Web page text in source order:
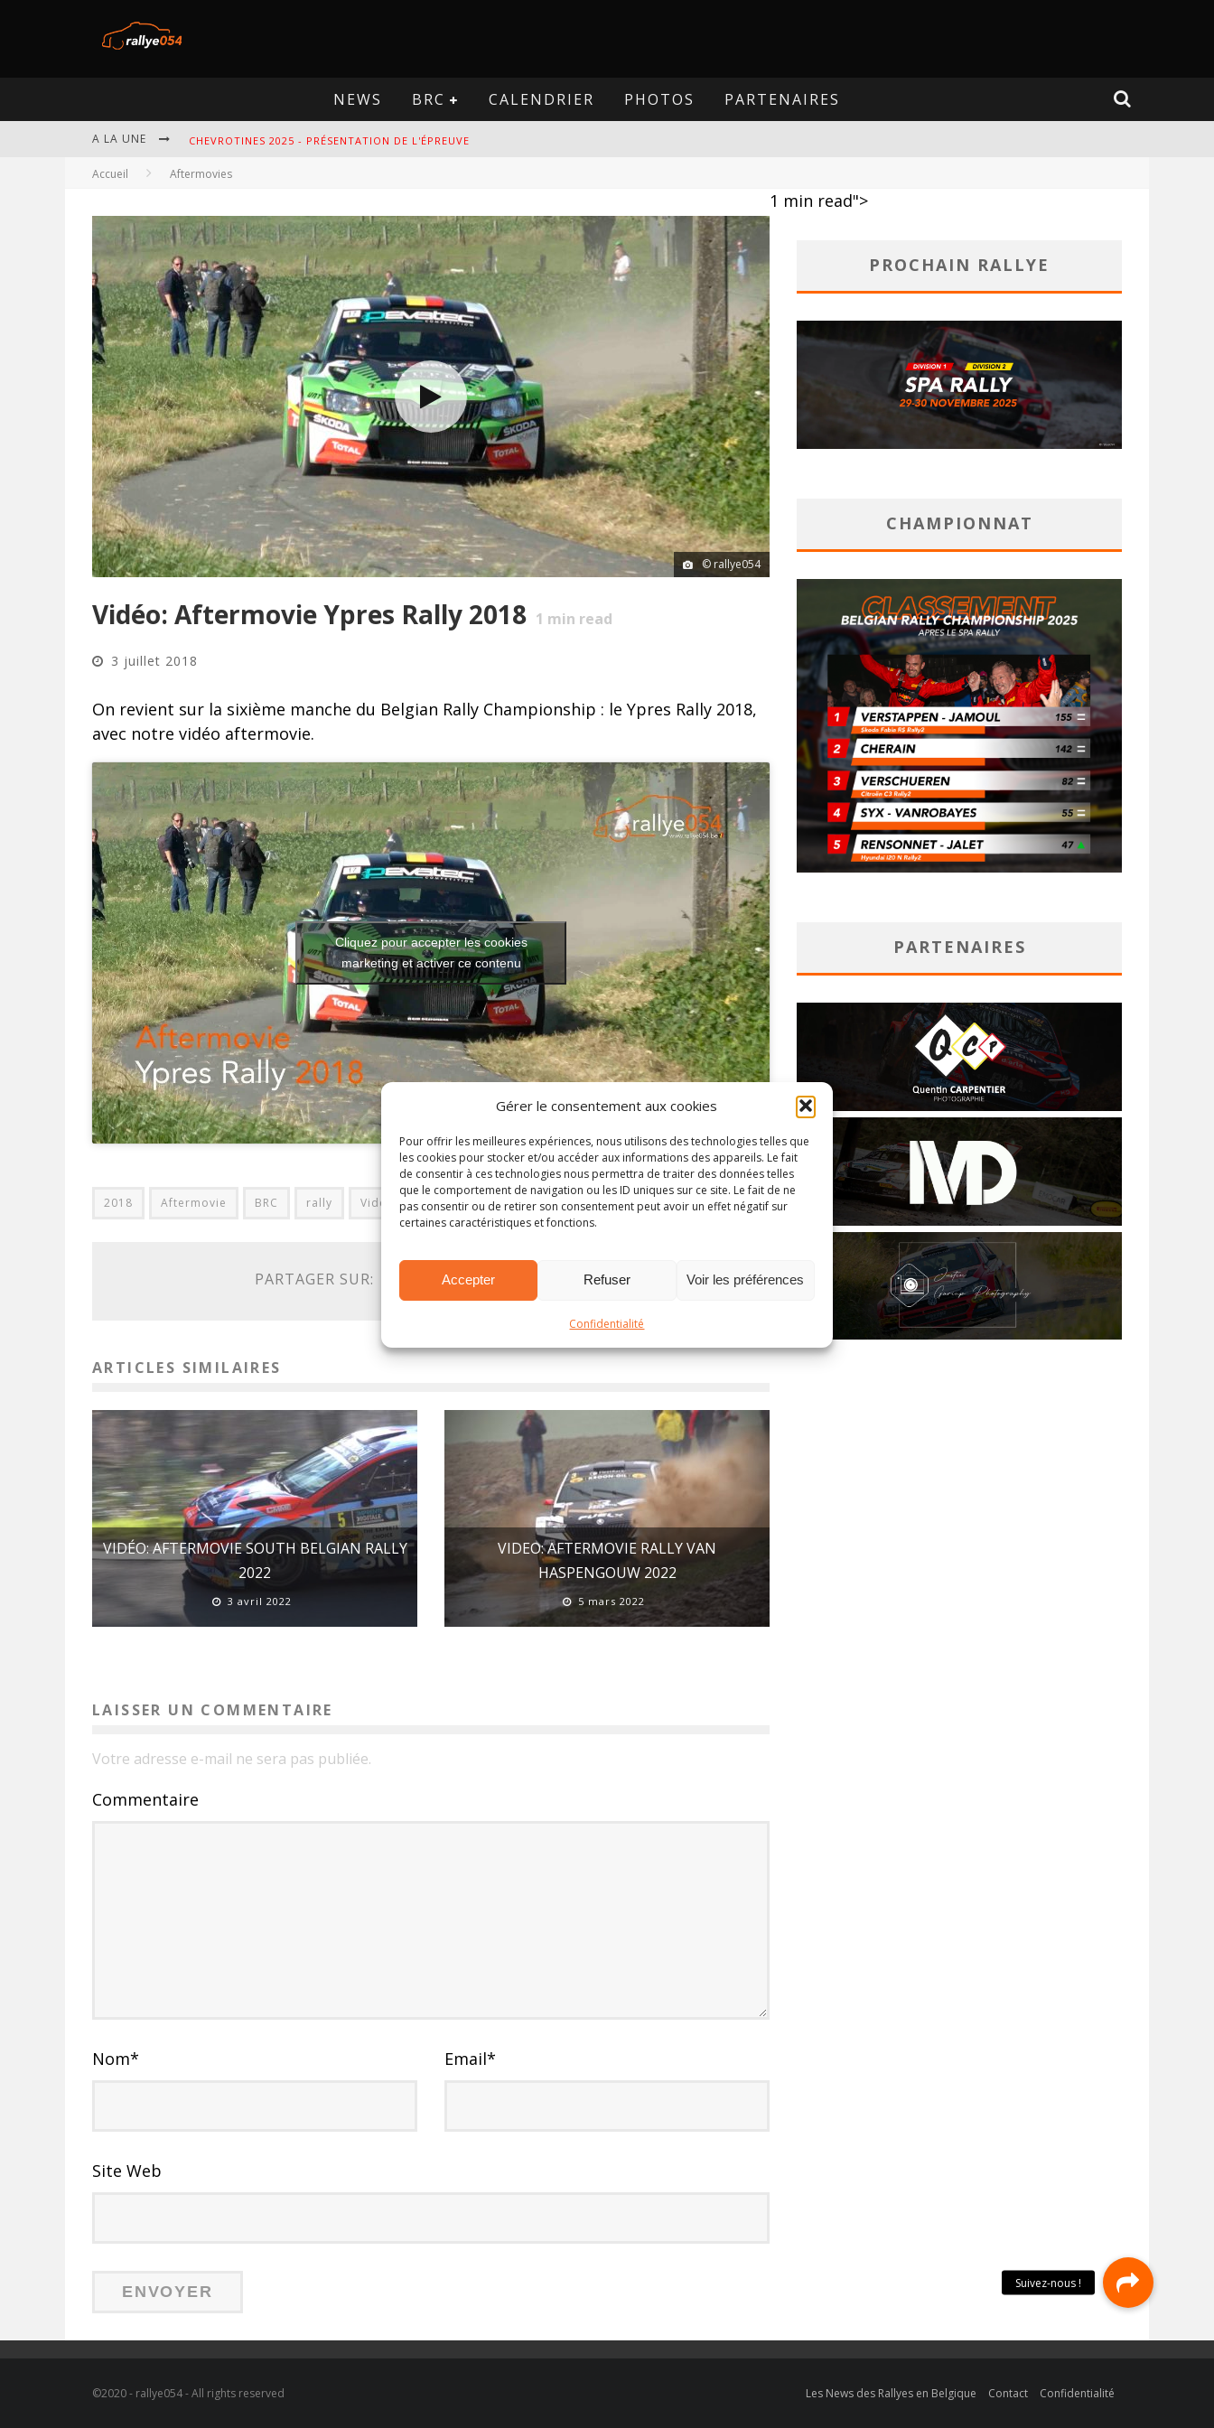
Gérer le consentement aux cookies
Pour offrir les meilleures expériences, nous utilisons des technologies telles que
les cookies pour stocker et/ou accéder aux informations des appareils. Le fait
de consentir à ces technologies nous permettra de traiter des données telles
que le comportement de navigation ou les ID uniques sur ce site. Le fait de ne
pas consentir ou de retirer son consentement peut avoir un effet négatif sur
certaines caractéristiques et fonctions.
Accepter Refuser Voir les préférences
Confidentialité
NEWS BRC CALENDRIER PHOTOS PARTENAIRES
A LA UNE CHEVROTINES 2025 - PRÉSENTATION DE L'ÉPREUVE
EBR 2025 - PRÉSENTATION DE L'ÉPREUVE
OMLOOP 2025 - PRÉSENTATION DE L'ÉPREUVE
SPA 2025 - PRÉSENTATION DE L'ÉPREUVE
Accueil Aftermovies
1 min read">
© rallye054
Vidéo: Aftermovie Ypres Rally 2018 1 min read
3 juillet 2018
On revient sur la sixième manche du Belgian Rally Championship : le Ypres Rally 2018,
avec notre vidéo aftermovie.
Cliquez pour accepter les cookies
marketing et activer ce contenu
2018 Aftermovie BRC rally Vidéo Ypres
PARTAGER SUR:
ARTICLES SIMILAIRES
VIDÉO: AFTERMOVIE SOUTH BELGIAN RALLY
2022
3 avril 2022
VIDEO: AFTERMOVIE RALLY VAN
HASPENGOUW 2022
5 mars 2022
LAISSER UN COMMENTAIRE
Votre adresse e-mail ne sera pas publiée.
Commentaire
Nom* Email*
Site Web
PROCHAIN RALLYE
CHAMPIONNAT
PARTENAIRES
©2020 - rallye054 - All rights reserved Les News des Rallyes en Belgique Contact Confidentialité